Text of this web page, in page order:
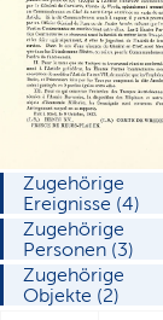
Zugehörige
Ereignisse (4)
Zugehörige
Personen (3)
Zugehörige
Objekte (2)